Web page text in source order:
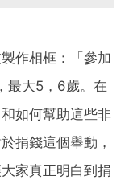
作相框：「參加
最大5，6歲。在
如何幫助這些非
捐錢這個舉動，
家真正明白到捐